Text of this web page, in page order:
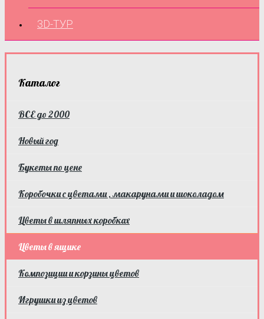
3D-ТУР
Каталог
ВСЕ до 2000
Новый год
Букеты по цене
Коробочки с цветами , макарунами и шоколадом
Цветы в шляпных коробках
Цветы в ящике
Композиции и корзины цветов
Игрушки из цветов